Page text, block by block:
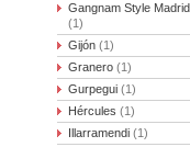
Gangnam Style Madrid
(1)
Gijón (1)
Granero (1)
Gurpegui (1)
Hércules (1)
Illarramendi (1)